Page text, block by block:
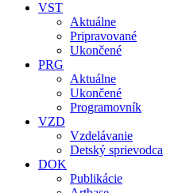
VST
Aktuálne
Pripravované
Ukončené
PRG
Aktuálne
Ukončené
Programovník
VZD
Vzdelávanie
Detský sprievodca
DOK
Publikácie